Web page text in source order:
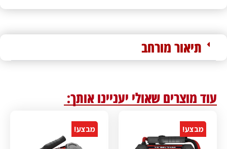
תיאור מורחב
עוד מוצרים שאולי יעניינו אותך:
מבצע! מבצע!